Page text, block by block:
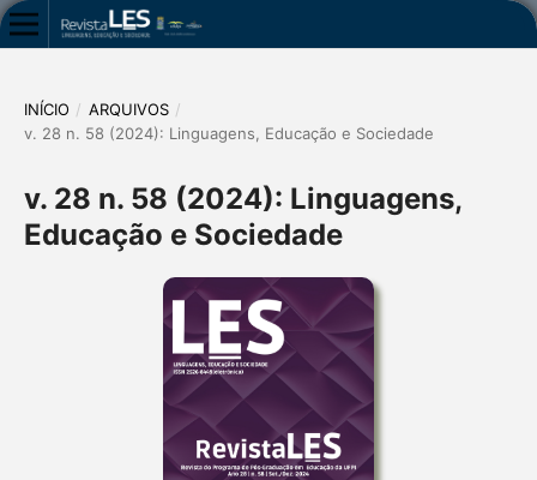
INÍCIO / ARQUIVOS /
v. 28 n. 58 (2024): Linguagens, Educação e Sociedade
v. 28 n. 58 (2024): Linguagens,
Educação e Sociedade